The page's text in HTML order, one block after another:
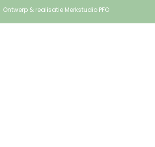
Ontwerp & realisatie Merkstudio PFO